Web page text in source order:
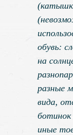
обувь:
на
разные
вида,
ботинок
иные